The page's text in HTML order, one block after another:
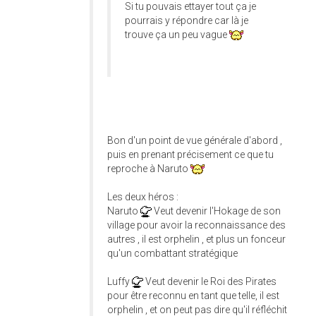
Si tu pouvais ettayer tout ça je
pourrais y répondre car là je
trouve ça un peu vague
Bon d'un point de vue générale d'abord ,
puis en prenant précisement ce que tu
reproche à Naruto
Les deux héros :
Naruto
Veut devenir l'Hokage de son
village pour avoir la reconnaissance des
autres , il est orphelin , et plus un fonceur
qu'un combattant stratégique
Luffy
Veut devenir le Roi des Pirates
pour être reconnu en tant que telle, il est
orphelin , et on peut pas dire qu'il réfléchit